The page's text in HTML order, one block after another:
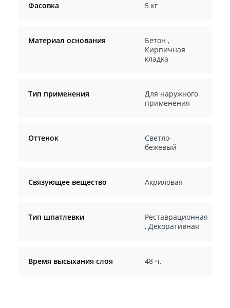
Фасовка 5 кг
Материал основания Бетон ,
Кирпичная
кладка
Тип применения
Для наружного
применения
Оттенок
Светло-
бежевый
Связующее вещество Акриловая
Тип шпатлевки
Реставрационная
, Декоративная
Время высыхания слоя 48 ч.